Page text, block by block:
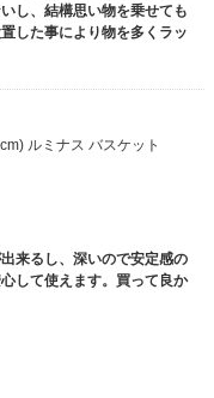
し、結構思い物を乗せても
した事により物を多くラッ
ルミナス バスケット
来るし、深いので安定感の
して使えます。買って良か